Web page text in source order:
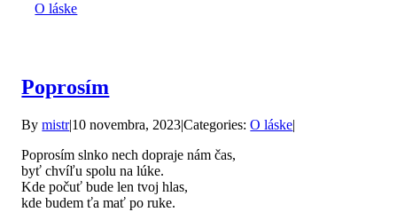
O láske
Poprosím
Bymistr|10 novembra, 2023|Categories:O láske|
Poprosím slnko nech dopraje nám čas,
byť chvíľu spolu na lúke.
Kde počuť bude len tvoj hlas,
kde budem ťa mať po ruke.